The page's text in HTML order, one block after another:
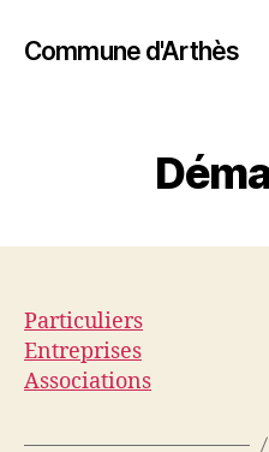
Commune d'Arthès
Particuliers
Entreprises
Associations